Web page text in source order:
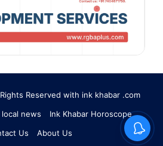
Reserved with ink khabar .com
local news
Ink Khabar Horoscope
Us
About Us